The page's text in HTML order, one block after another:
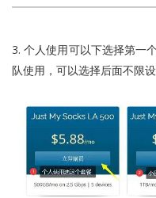
3. 个人使用可以下选择第一
队使用，可以选择后面不限